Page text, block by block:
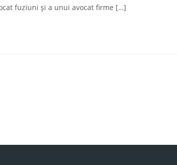
fuziuni și a unui avocat firme […]